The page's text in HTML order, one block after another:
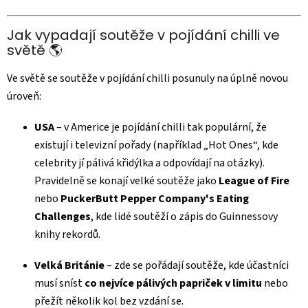
Jak vypadají soutěže v pojídání chilli ve
světě 🌎
Ve světě se soutěže v pojídání chilli posunuly na úplně novou
úroveň:
USA– v Americe je pojídání chilli tak populární, že
existují i televizní pořady (například „Hot Ones“, kde
celebrity jí pálivá křidýlka a odpovídají na otázky).
Pravidelně se konají velké soutěže jako League of Fire
nebo PuckerButt Pepper Company's Eating
Challenges, kde lidé soutěží o zápis do Guinnessovy
knihy rekordů.
Velká Británie– zde se pořádají soutěže, kde účastníci
musí snístco nejvíce pálivých papriček v limitu nebo
přežít několik kol bez vzdání se.